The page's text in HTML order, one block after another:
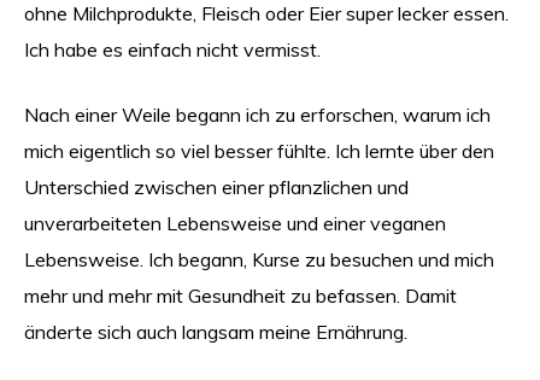
ohne Milchprodukte, Fleisch oder Eier super lecker essen.
Ich habe es einfach nicht vermisst.
Nach einer Weile begann ich zu erforschen, warum ich
mich eigentlich so viel besser fühlte. Ich lernte über den
Unterschied zwischen einer pflanzlichen und
unverarbeiteten Lebensweise und einer veganen
Lebensweise. Ich begann, Kurse zu besuchen und mich
mehr und mehr mit Gesundheit zu befassen. Damit
änderte sich auch langsam meine Ernährung.